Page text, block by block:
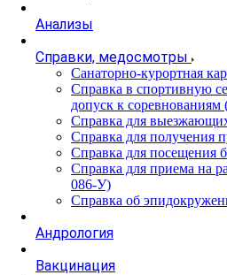
Анализы
Справки, медосмотры
Санаторно-курортная
Справка в спортивную
допуск к
Справка для
Справка для получения
Справка для посещения
Справка для приема на
086-У)
Справка об
Андрология
Вакцинация